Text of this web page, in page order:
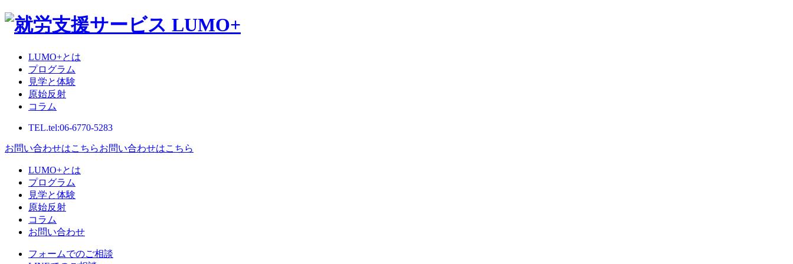
LUMO+とは
プログラム
見学と体験
原始反射
コラム
TEL.tel:06-6770-5283
お問い合わせはこちらお問い合わせはこちら
LUMO+とは
プログラム
見学と体験
原始反射
コラム
お問い合わせ
フォームでのご相談